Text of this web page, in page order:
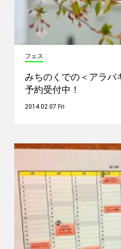
フェス
みちのくでの＜アラバ
予約受付中！
2014.02.07 Fri